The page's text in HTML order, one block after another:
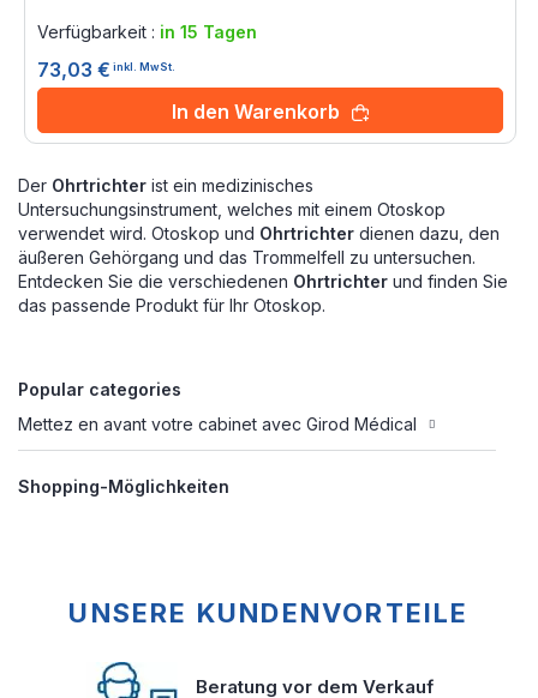
Verfügbarkeit : in 15 Tagen
73,03 € inkl. MwSt.
In den Warenkorb
Der Ohrtrichter ist ein medizinisches
Untersuchungsinstrument, welches mit einem Otoskop
verwendet wird. Otoskop und Ohrtrichter dienen dazu, den
äußeren Gehörgang und das Trommelfell zu untersuchen.
Entdecken Sie die verschiedenen Ohrtrichter und finden Sie
das passende Produkt für Ihr Otoskop.
Popular categories
Mettez en avant votre cabinet avec Girod Médical
Shopping-Möglichkeiten
UNSERE KUNDENVORTEILE
Beratung vor dem Verkauf